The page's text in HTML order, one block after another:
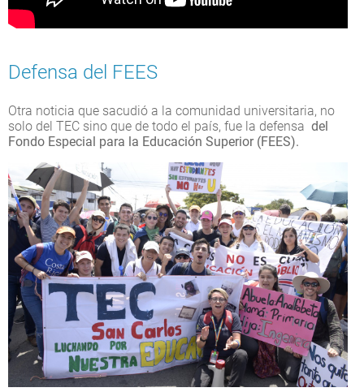
Defensa del FEES
Otra noticia que sacudió a la comunidad universitaria, no
solo del TEC sino que de todo el país, fue la defensa del
Fondo Especial para la Educación Superior (FEES).